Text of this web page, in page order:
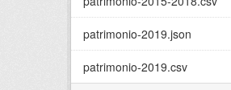
patrimonio-2019.json
patrimonio-2019.csv